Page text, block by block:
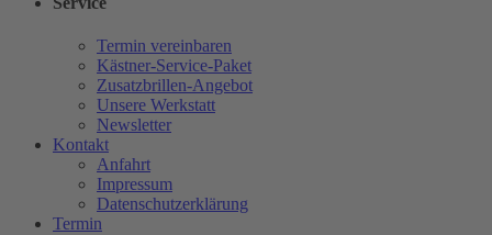
Termin vereinbaren
Kästner-Service-Paket
Zusatzbrillen-Angebot
Unsere Werkstatt
Newsletter
Kontakt
Anfahrt
Impressum
Datenschutzerklärung
Termin